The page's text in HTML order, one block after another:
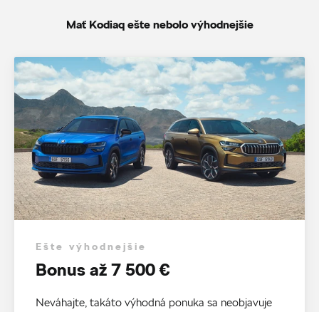
Mať Kodiaq ešte nebolo výhodnejšie
Ešte výhodnejšie
Bonus až 7 500 €
Neváhajte, takáto výhodná ponuka sa neobjavuje